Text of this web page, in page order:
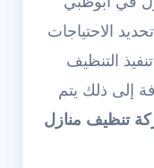
الاحتياجات
التنظيف
إلى ذلك يتم
تنظيف منازل